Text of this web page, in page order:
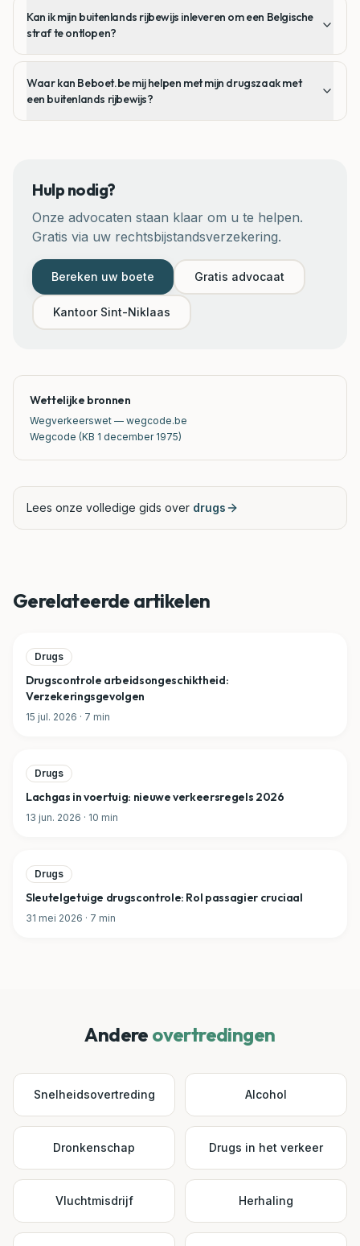
Kan ik mijn buitenlands rijbewijs inleveren om een Belgische
straf te ontlopen?
Waar kan Beboet.be mij helpen met mijn drugszaak met
een buitenlands rijbewijs?
Hulp nodig?
Onze advocaten staan klaar om u te helpen.
Gratis via uw rechtsbijstandsverzekering.
Bereken uw boete Gratis advocaat
Kantoor Sint-Niklaas
Wettelijke bronnen
Wegverkeerswet — wegcode.be
Wegcode (KB 1 december 1975)
Lees onze volledige gids over drugs
Gerelateerde artikelen
Drugs
Drugscontrole arbeidsongeschiktheid:
Verzekeringsgevolgen
15 jul. 2026 · 7 min
Drugs
Lachgas in voertuig: nieuwe verkeersregels 2026
13 jun. 2026 · 10 min
Drugs
Sleutelgetuige drugscontrole: Rol passagier cruciaal
31 mei 2026 · 7 min
Andere overtredingen
Snelheidsovertreding Alcohol
Dronkenschap Drugs in het verkeer
Vluchtmisdrijf Herhaling